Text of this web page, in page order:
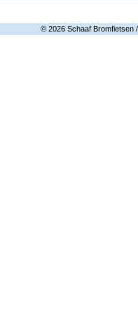
© 2026 Schaaf Bromfietsen